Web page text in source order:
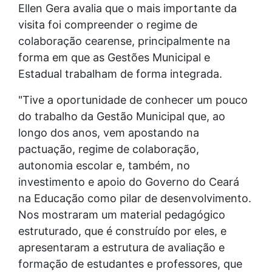
Ellen Gera avalia que o mais importante da
visita foi compreender o regime de
colaboração cearense, principalmente na
forma em que as Gestões Municipal e
Estadual trabalham de forma integrada.
"Tive a oportunidade de conhecer um pouco
do trabalho da Gestão Municipal que, ao
longo dos anos, vem apostando na
pactuação, regime de colaboração,
autonomia escolar e, também, no
investimento e apoio do Governo do Ceará
na Educação como pilar de desenvolvimento.
Nos mostraram um material pedagógico
estruturado, que é construído por eles, e
apresentaram a estrutura de avaliação e
formação de estudantes e professores, que